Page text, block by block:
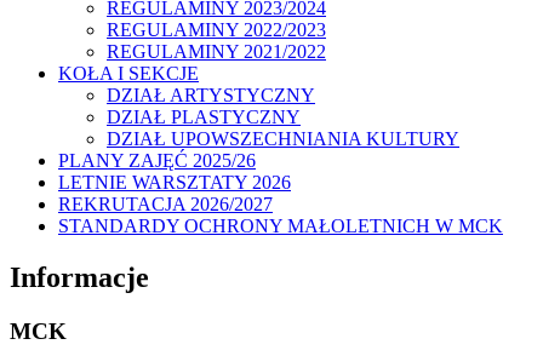
REGULAMINY 2023/2024
REGULAMINY 2022/2023
REGULAMINY 2021/2022
KOŁA I SEKCJE
DZIAŁ ARTYSTYCZNY
DZIAŁ PLASTYCZNY
DZIAŁ UPOWSZECHNIANIA KULTURY
PLANY ZAJĘĆ 2025/26
LETNIE WARSZTATY 2026
REKRUTACJA 2026/2027
STANDARDY OCHRONY MAŁOLETNICH W MCK
Informacje
MCK